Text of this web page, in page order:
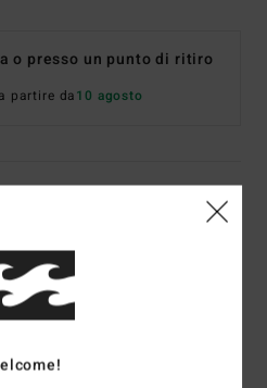
o presso un punto di ritiro
partire da10 agosto
Beige Donna
colorestn